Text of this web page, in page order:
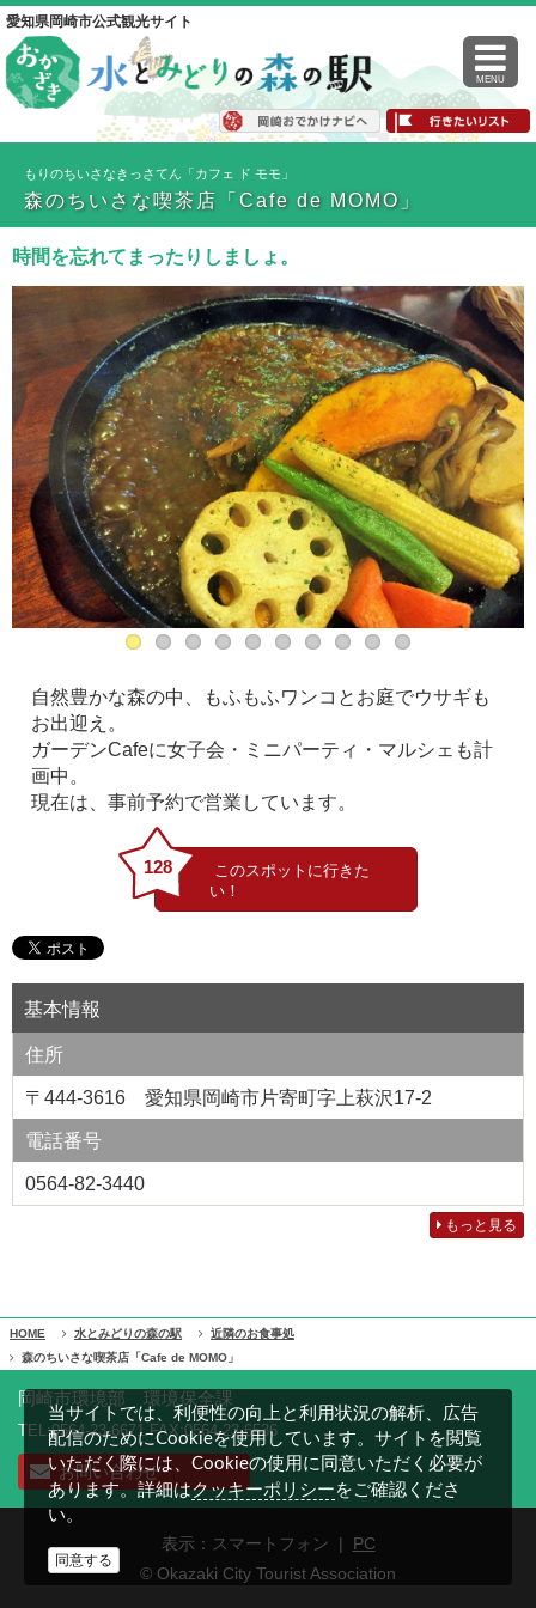
愛知県岡崎市公式観光サイト
MENU
もりのちいさなきっさてん「カフェ ド モモ」
森のちいさな喫茶店「Cafe de MOMO」
時間を忘れてまったりしましょ。
自然豊かな森の中、もふもふワンコとお庭でウサギも
お出迎え。
ガーデンCafeに女子会・ミニパーティ・マルシェも計
画中。
現在は、事前予約で営業しています。
128
基本情報
住所
〒444-3616 愛知県岡崎市片寄町字上萩沢17-2
電話番号
0564-82-3440
もっと見る
HOME 水とみどりの森の駅
近隣のお食事処
森のちいさな喫茶店「Cafe de MOMO」
岡崎市環境部 環境保全課
TEL:0564-23-6671 FAX:0564-23-6536
お問い合わせ
表示：スマートフォン | PC
© Okazaki City Tourist Association
当サイトでは、利便性の向上と利用状況の解析、広告
配信のためにCookieを使用しています。サイトを閲覧
いただく際には、Cookieの使用に同意いただく必要が
あります。詳細はクッキーポリシー をご確認くださ
い。
同意する